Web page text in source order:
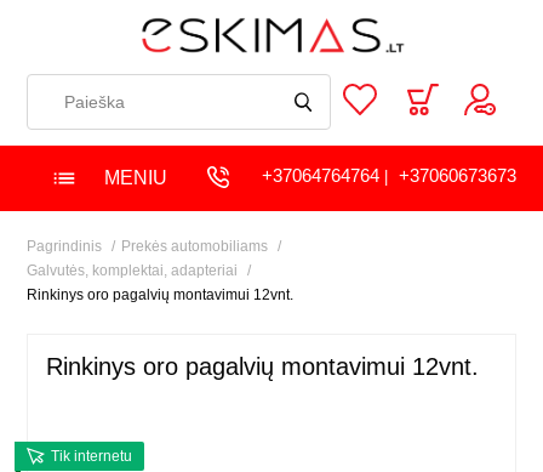
MENIU +37064764764| +37060673673
Pagrindinis
Prekės automobiliams
Galvutės, komplektai, adapteriai
Rinkinys oro pagalvių montavimui 12vnt.
Rinkinys oro pagalvių montavimui 12vnt.
Tik internetu